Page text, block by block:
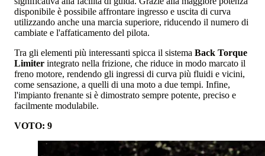
disponibile è possibile affrontare ingresso e uscita di curva
utilizzando anche una marcia superiore, riducendo il numero di
cambiate e l'affaticamento del pilota.
Tra gli elementi più interessanti spicca il sistema Back Torque
Limiter integrato nella frizione, che riduce in modo marcato il
freno motore, rendendo gli ingressi di curva più fluidi e vicini,
come sensazione, a quelli di una moto a due tempi. Infine,
l'impianto frenante si è dimostrato sempre potente, preciso e
facilmente modulabile.
VOTO: 9